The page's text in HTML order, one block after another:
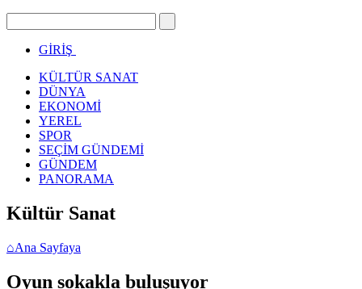
GİRİŞ
KÜLTÜR SANAT
DÜNYA
EKONOMİ
YEREL
SPOR
SEÇİM GÜNDEMİ
GÜNDEM
PANORAMA
Kültür Sanat
⌂Ana Sayfaya
Oyun sokakla buluşuyor